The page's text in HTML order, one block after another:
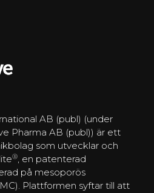
AB (publ) (under
Pharma AB (publ)) är ett
som utvecklar och
®, en patenterad
på mesoporös
Plattformen syftar till att